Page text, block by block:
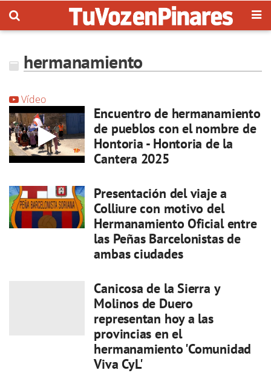
hermanamiento
Vídeo
Encuentro de hermanamiento
de pueblos con el nombre de
Hontoria - Hontoria de la
Cantera 2025
Presentación del viaje a
Colliure con motivo del
Hermanamiento Oficial entre
las Peñas Barcelonistas de
ambas ciudades
Canicosa de la Sierra y
Molinos de Duero
representan hoy a las
provincias en el
hermanamiento 'Comunidad
Viva CyL'